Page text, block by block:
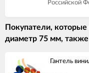
Российской
Покупатели,
диаметр 75 мм,
Гантель